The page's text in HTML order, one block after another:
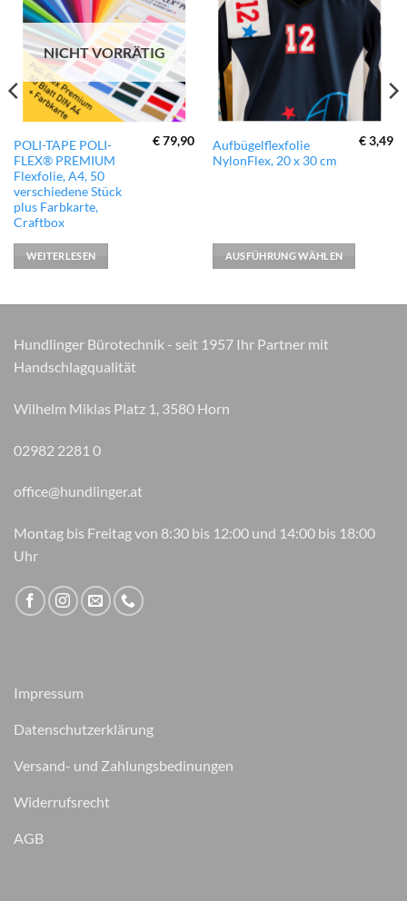
Wunschliste
hinzufügen
NICHT VORRÄTIG
POLI-TAPE POLI-
FLEX® PREMIUM
Flexfolie, A4, 50
verschiedene Stück
plus Farbkarte,
Craftbox
€79,90
WEITERLESEN
Wunschliste
hinzufügen
Aufbügelflexfolie
NylonFlex, 20 x 30 cm
€3,49
AUSFÜHRUNG WÄHLEN
Dieses
Produkt
Die
Produktseite
Hundlinger Bürotechnik - seit 1957 Ihr Partner mit
Handschlagqualität
Wilhelm Miklas Platz 1, 3580 Horn
02982 2281 0
office@hundlinger.at
Montag bis Freitag von 8:30 bis 12:00 und 14:00 bis 18:00
Uhr
Impressum
Datenschutzerklärung
Versand- und Zahlungsbedinungen
Widerrufsrecht
AGB